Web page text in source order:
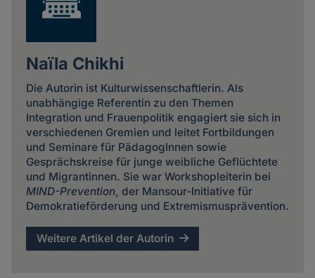
Naïla Chikhi
Die Autorin ist Kulturwissenschaftlerin. Als
unabhängige Referentin zu den Themen
Integration und Frauenpolitik engagiert sie sich in
verschiedenen Gremien und leitet Fortbildungen
und Seminare für PädagogInnen sowie
Gesprächskreise für junge weibliche Geflüchtete
und Migrantinnen. Sie war Workshopleiterin bei
MIND-Prevention, der Mansour-Initiative für
Demokratieförderung und Extremismusprävention.
Weitere Artikel der Autorin